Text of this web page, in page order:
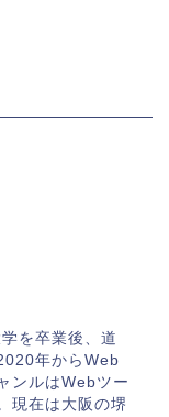
を卒業後、道
年からWeb
ンルはWebツー
現在は大阪の堺